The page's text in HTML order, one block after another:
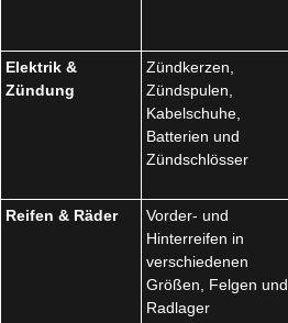
Elektrik &
Zündung
Zündkerzen,
Zündspulen,
Kabelschuhe,
Batterien und
Zündschlösser
Reifen & Räder
Vorder- und
Hinterreifen in
verschiedenen
Größen, Felgen und
Radlager